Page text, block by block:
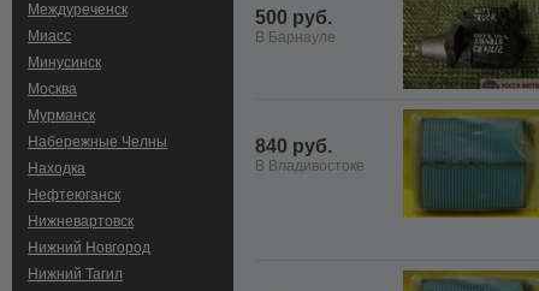
Междуреченск
Миасс
Минусинск
Москва
Мурманск
Набережные Челны
Находка
Нефтеюганск
Нижневартовск
Нижний Новгород
Нижний Тагил
500 руб.
В Барнауле
840 руб.
В Владивостоке